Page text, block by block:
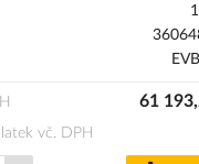
61
vč. DPH